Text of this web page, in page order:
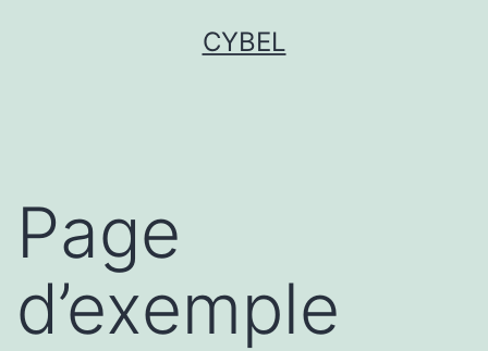
CYBEL
Page
d’exemple